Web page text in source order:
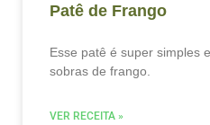
Patê de Frango
Esse patê é super simples
sobras de frango.
VER RECEITA »